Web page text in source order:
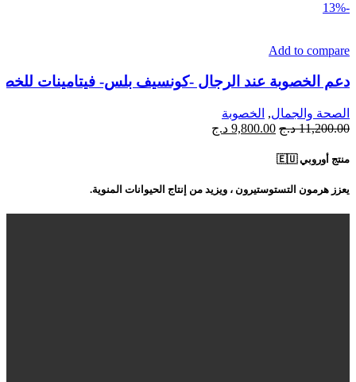
-13%
Add to compare
دعم الخصوبة عند الرجال -كونسيف بلس- فيتامينات للخصوبة 60
الصحة والجمال, الخصوبة
11,200.00 د.ج السعر
9,800.00 د.ج
منتج أوروبي 🇪🇺
يعزز هرمون التستوستيرون ، ويزيد من إنتاج الحيوانات المنوية.